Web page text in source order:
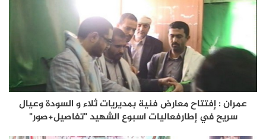
عمران : إفتتاح معارض فنية بمديريات ثلاء و السودة وعيال
سريح في إطارفعاليات اسبوع الشهيد "تفاصيل+صور"